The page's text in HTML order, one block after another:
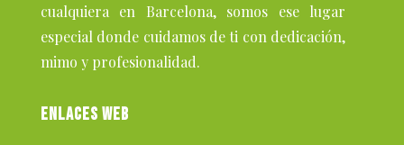
cualquiera en Barcelona, somos ese lugar
especial donde cuidamos de ti con dedicación,
mimo y profesionalidad.
ENLACES WEB